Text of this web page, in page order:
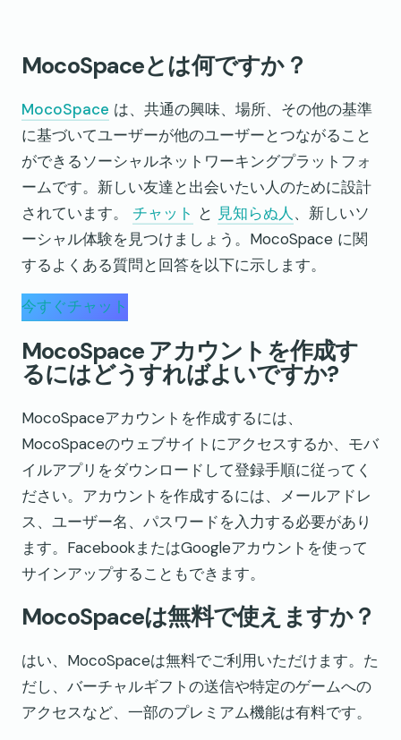
MocoSpaceとは何ですか？
MocoSpace は、共通の興味、場所、その他の基準
に基づいてユーザーが他のユーザーとつながること
ができるソーシャルネットワーキングプラットフォ
ームです。新しい友達と出会いたい人のために設計
されています。 チャット と 見知らぬ人 、新しいソ
ーシャル体験を見つけましょう。MocoSpace に関
するよくある質問と回答を以下に示します。
今すぐチャット
MocoSpace アカウントを作成す
るにはどうすればよいですか?
MocoSpaceアカウントを作成するには、
MocoSpaceのウェブサイトにアクセスするか、モバ
イルアプリをダウンロードして登録手順に従ってく
ださい。アカウントを作成するには、メールアドレ
ス、ユーザー名、パスワードを入力する必要があり
ます。FacebookまたはGoogleアカウントを使って
サインアップすることもできます。
MocoSpaceは無料で使えますか？
はい、MocoSpaceは無料でご利用いただけます。た
だし、バーチャルギフトの送信や特定のゲームへの
アクセスなど、一部のプレミアム機能は有料です。